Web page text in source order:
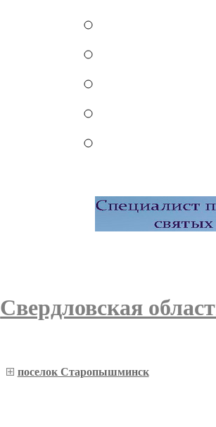
Свердловская
поселок Старопышминск